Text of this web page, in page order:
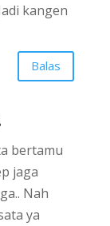
kangen
Balas
bertamu
jaga
Nah
ya